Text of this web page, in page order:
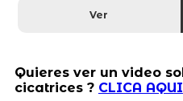
Ver
Quieres ver un video
cicatrices ? CLICA AQUI